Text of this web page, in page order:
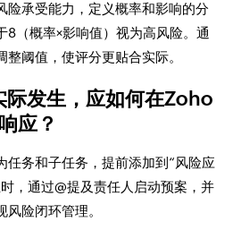
险承受能力，定义概率和影响的分
8（概率×影响值）视为高风险。通
阈值，使评分更贴合实际。
际发生，应如何在Zoho
应？
任务和子任务，提前添加到“风险应
，通过@提及责任人启动预案，并
险闭环管理。